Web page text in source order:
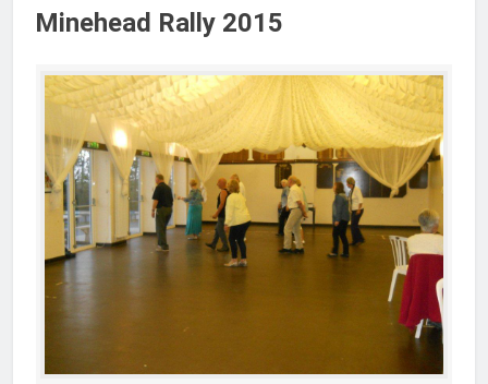
Minehead Rally 2015